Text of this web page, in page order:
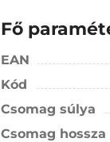
Fő
EAN
Kód
Csomag súlya
Csomag hossza